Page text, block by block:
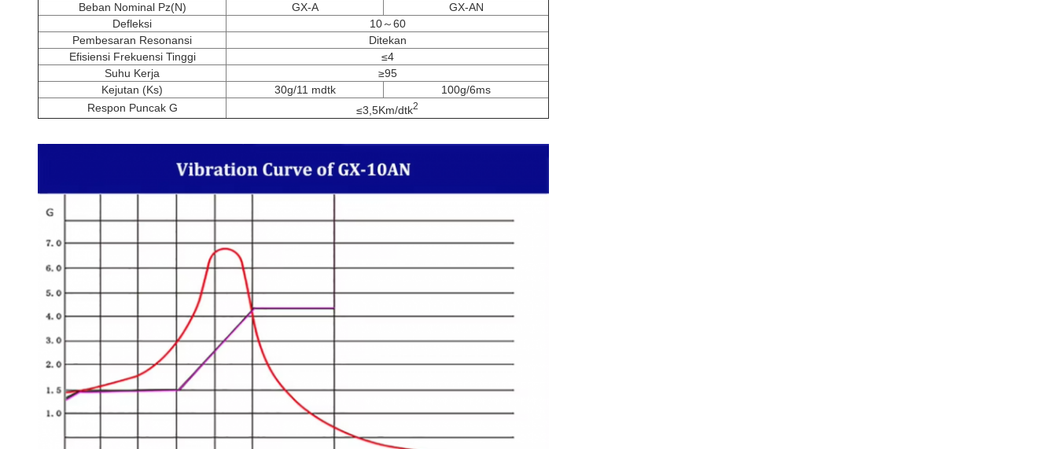
Beban Nominal Pz(N)
GX-A
GX-AN
Defleksi
10～60
Pembesaran Resonansi
Ditekan
Efisiensi Frekuensi Tinggi
≤4
Suhu Kerja
≥95
Kejutan (Ks)
30g/11 mdtk
100g/6ms
Respon Puncak G
≤3,5Km/dtk2